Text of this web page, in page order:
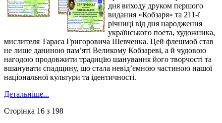
дня виходу друком першого
видання «Кобзаря» та 211-ї
річниці від дня народження
українського поета, художника,
мислителя Тараса Григоровича Шевченка. Цей флешмоб став
не лише даниною пам’яті Великому Кобзареві, а й чудовою
нагодою продовжити традицію шанування його творчості та
вшанувати спадщину, що стала невід’ємною частиною нашої
національної культури та ідентичності.
Детальніше...
Сторінка 16 з 198